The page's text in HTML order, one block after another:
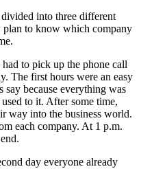
into three different
to know which company
to pick up the phone call
The first hours were an easy
say because everything was
to it. After some time,
way into the business world.
each company. At 1 p.m.
day everyone already